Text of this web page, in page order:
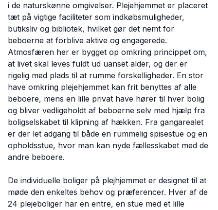
i de naturskønne omgivelser. Plejehjemmet er placeret
tæt på vigtige faciliteter som indkøbsmuligheder,
butiksliv og bibliotek, hvilket gør det nemt for
beboerne at forblive aktive og engagerede.
Atmosfæren her er bygget op omkring princippet om,
at livet skal leves fuldt ud uanset alder, og der er
rigelig med plads til at rumme forskelligheder. En stor
have omkring plejehjemmet kan frit benyttes af alle
beboere, mens en lille privat have hører til hver bolig
og bliver vedligeholdt af beboerne selv med hjælp fra
boligselskabet til klipning af hækken. Fra gangarealet
er der let adgang til både en rummelig spisestue og en
opholdsstue, hvor man kan nyde fællesskabet med de
andre beboere.
De individuelle boliger på plejhjemmet er designet til at
møde den enkeltes behov og præferencer. Hver af de
24 plejeboliger har en entre, en stue med et lille